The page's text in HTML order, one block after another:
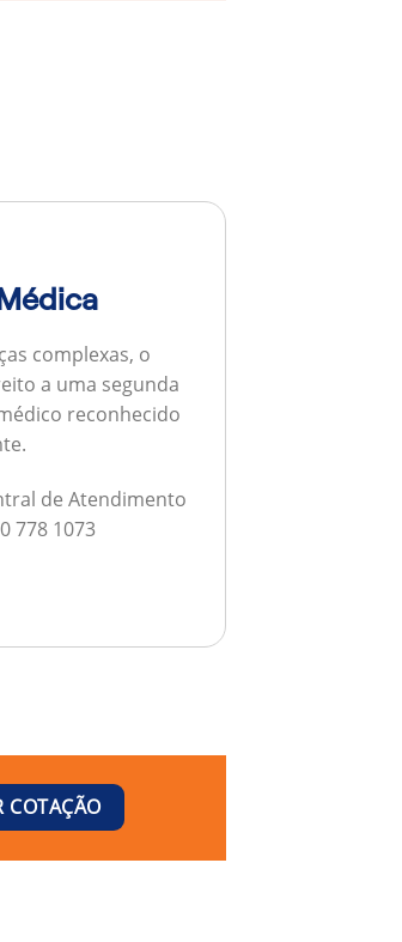
complexas, o
a uma segunda
reconhecido
de Atendimento
778 1073
COTAÇÃO